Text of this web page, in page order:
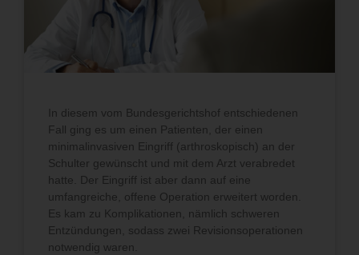
In diesem vom Bundesgerichtshof entschiedenen
Fall ging es um einen Patienten, der einen
minimalinvasiven Eingriff (arthroskopisch) an der
Schulter gewünscht und mit dem Arzt verabredet
hatte. Der Eingriff ist aber dann auf eine
umfangreiche, offene Operation erweitert worden.
Es kam zu Komplikationen, nämlich schweren
Entzündungen, sodass zwei Revisionsoperationen
notwendig waren.